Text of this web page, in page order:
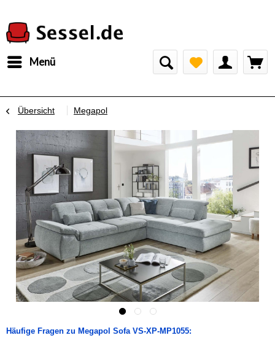
Menü
Übersicht Megapol
Häufige Fragen zu Megapol Sofa VS-XP-MP1055: